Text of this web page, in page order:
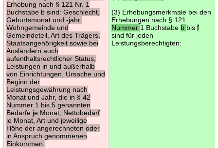
Erhebung nach § 121 Nr. 1
Buchstabe b sind: Geschlecht,
Geburtsmonat und -jahr,
Wohngemeinde und
Gemeindeteil, Art des Trägers,
Staatsangehörigkeit sowie bei
Ausländern auch
aufenthaltsrechtlicher Status,
Leistungen in und außerhalb
von Einrichtungen, Ursache und
Beginn der
Leistungsgewährung nach
Monat und Jahr, die in § 42
Nummer 1 bis 5 genannten
Bedarfe je Monat, Nettobedarf
je Monat, Art und jeweilige
Höhe der angerechneten oder
in Anspruch genommenen
Einkommen.
(3) Erhebungsmerkmale bei den
Erhebungen nach § 121
Nummer 1 Buchstabe b bis f
sind für jeden
Leistungsberechtigten: